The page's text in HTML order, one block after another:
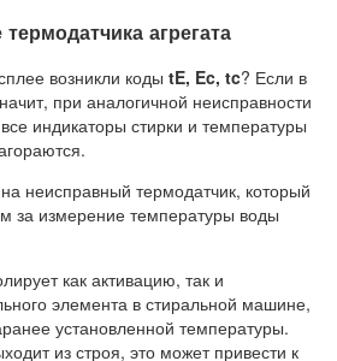
агрегата
возникли коды tE, Ec, tc? Если в
при аналогичной неисправности
индикаторы стирки и температуры
неисправный термодатчик, который
за измерение температуры воды
как активацию, так и
элемента в стиральной машине,
установленной температуры.
из строя, это может привести к